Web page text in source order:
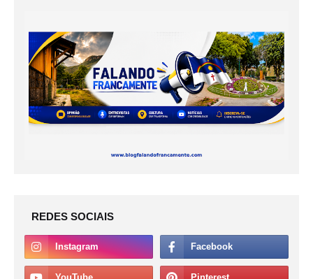
REDES SOCIAIS